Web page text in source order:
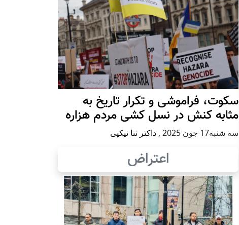
سکوت، فراموشی و تکرار تاريخ به
مثابه کنش در نسل کشی مردم هزاره
سه شنبه17 جون 2025 , داکتر ثنا نیکپی
اعتراض